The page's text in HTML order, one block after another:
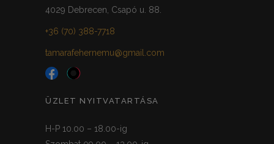
4029 Debrecen, Csapó u. 88.
+36 (70) 388-7718
tamarafehernemu@gmail.com
ÜZLET NYITVATARTÁSA
H-P 10.00 – 18.00-ig